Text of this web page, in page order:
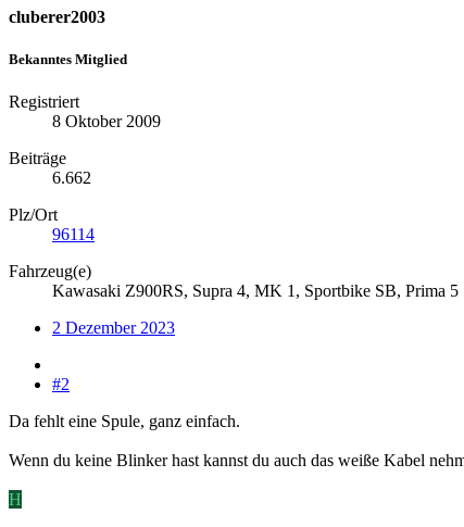
cluberer2003
Bekanntes Mitglied
Registriert
8 Oktober 2009
Beiträge
6.662
Plz/Ort
96114
Fahrzeug(e)
Kawasaki Z900RS, Supra 4, MK 1, Sportbike SB, Prima
2 Dezember 2023
#2
Da fehlt eine Spule, ganz einfach.
Wenn du keine Blinker hast kannst du auch das weiße Kabel
H